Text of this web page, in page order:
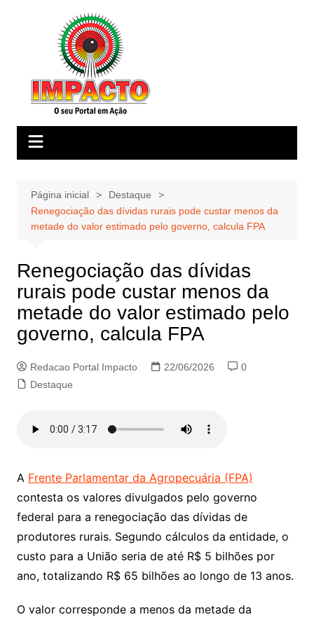
Página inicial
Destaque
Renegociação das dívidas rurais pode custar menos da
metade do valor estimado pelo governo, calcula FPA
Renegociação das dívidas
rurais pode custar menos da
metade do valor estimado pelo
governo, calcula FPA
Redacao Portal Impacto 22/06/2026
0
Destaque
A Frente Parlamentar da Agropecuária (FPA)
contesta os valores divulgados pelo governo
federal para a renegociação das dívidas de
produtores rurais. Segundo cálculos da entidade, o
custo para a União seria de até R$ 5 bilhões por
ano, totalizando R$ 65 bilhões ao longo de 13 anos.
O valor corresponde a menos da metade da